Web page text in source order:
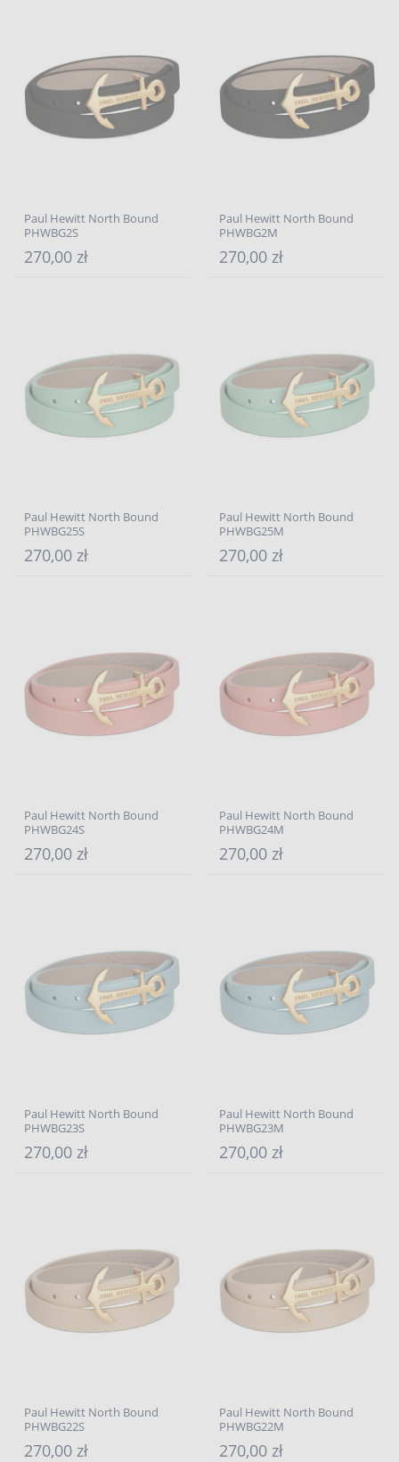
Paul Hewitt North Bound
PHWBG2S
270,00 zł
Paul Hewitt North Bound
PHWBG2M
270,00 zł
Paul Hewitt North Bound
PHWBG25S
270,00 zł
Paul Hewitt North Bound
PHWBG25M
270,00 zł
Paul Hewitt North Bound
PHWBG24S
270,00 zł
Paul Hewitt North Bound
PHWBG24M
270,00 zł
Paul Hewitt North Bound
PHWBG23S
270,00 zł
Paul Hewitt North Bound
PHWBG23M
270,00 zł
Paul Hewitt North Bound
PHWBG22S
270,00 zł
Paul Hewitt North Bound
PHWBG22M
270,00 zł